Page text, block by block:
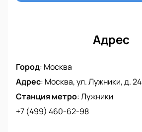
Адрес
Город: Москва
Адрес: Москва, ул. Лужники, д. 24
Станция метро:Лужники
+7 (499) 460-62-98